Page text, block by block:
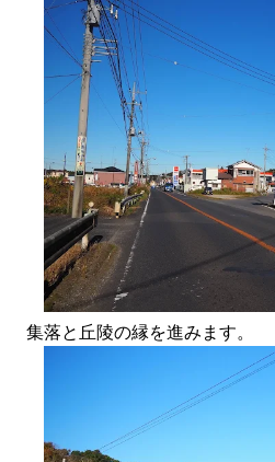
集落と丘陵の縁を進みます。